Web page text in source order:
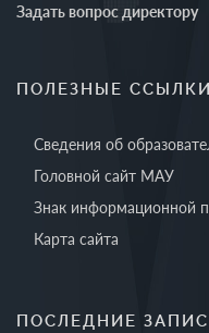
Задать вопрос директору
ПОЛЕЗНЫЕ ССЫЛКИ
Сведения об
Головной сайт МАУ
Знак информационной
Карта сайта
ПОСЛЕДНИЕ